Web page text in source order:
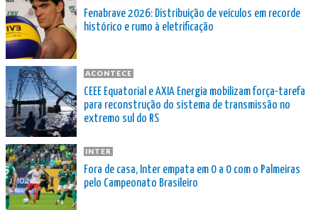
Fenabrave 2026: Distribuição de veículos em recorde
histórico e rumo à eletrificação
ACONTECE
CEEE Equatorial e AXIA Energia mobilizam força-tarefa
para reconstrução do sistema de transmissão no
extremo sul do RS
INTER
Fora de casa, Inter empata em 0 a 0 com o Palmeiras
pelo Campeonato Brasileiro